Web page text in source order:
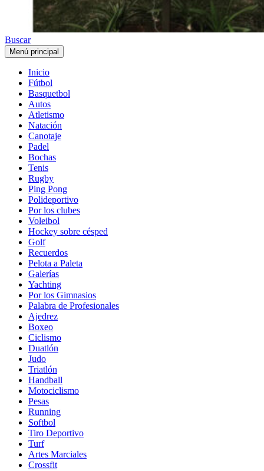
Buscar
Menú principal
Inicio
Fútbol
Basquetbol
Autos
Atletismo
Natación
Canotaje
Padel
Bochas
Tenis
Rugby
Ping Pong
Polideportivo
Por los clubes
Voleibol
Hockey sobre césped
Golf
Recuerdos
Pelota a Paleta
Galerías
Yachting
Por los Gimnasios
Palabra de Profesionales
Ajedrez
Boxeo
Ciclismo
Duatlón
Judo
Triatlón
Handball
Motociclismo
Pesas
Running
Softbol
Tiro Deportivo
Turf
Artes Marciales
Crossfit